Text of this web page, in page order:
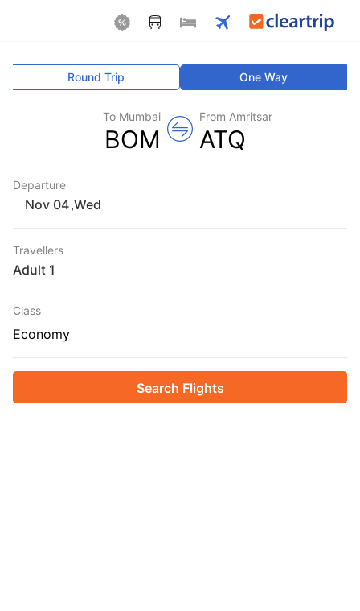
One Way
Round Trip
From Amritsar
ATQ
To Mumbai
BOM
Departure
Wed
Travellers
1 Adult
Class
Economy